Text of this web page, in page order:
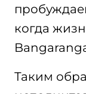
когда
Таким